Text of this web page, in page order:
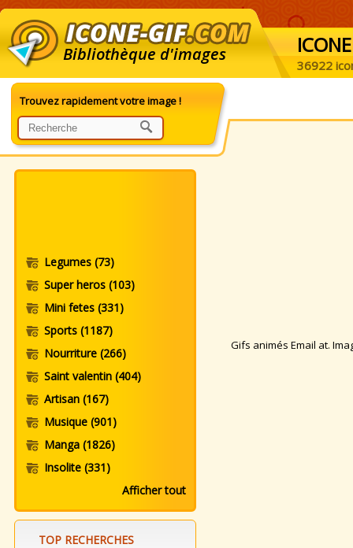
Bibliothèque d'images ICONE
36922
Trouvez rapidement votre image !
Legumes (73)
Super heros (103)
Mini fetes (331)
Sports (1187)
Nourriture (266)
Saint valentin (404)
Artisan (167)
Musique (901)
Manga (1826)
Insolite (331)
Afficher tout
TOP RECHERCHES
Gifs animés Email at.